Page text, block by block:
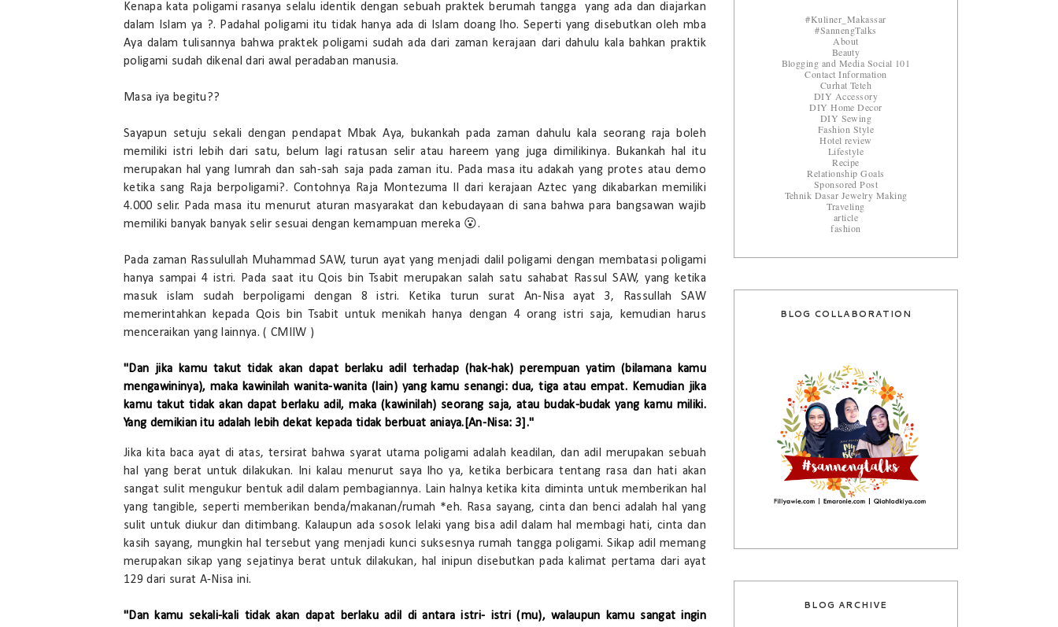
Kenapa kata poligami rasanya selalu identik dengan sebuah praktek berumah tangga yang ada dan diajarkan
dalam Islam ya ?. Padahal poligami itu tidak hanya ada di Islam doang lho. Seperti yang disebutkan oleh mba
Aya dalam tulisannya bahwa praktek poligami sudah ada dari zaman kerajaan dari dahulu kala bahkan praktik
poligami sudah dikenal dari awal peradaban manusia.
Masa iya begitu??
Sayapun setuju sekali dengan pendapat Mbak Aya, bukankah pada zaman dahulu kala seorang raja boleh
memiliki istri lebih dari satu, belum lagi ratusan selir atau hareem yang juga dimilikinya. Bukankah hal itu
merupakan hal yang lumrah dan sah-sah saja pada zaman itu. Pada masa itu adakah yang protes atau demo
ketika sang Raja berpoligami?. Contohnya Raja Montezuma II dari kerajaan Aztec yang dikabarkan memiliki
4.000 selir. Pada masa itu menurut aturan masyarakat dan kebudayaan di sana bahwa para bangsawan wajib
memiliki banyak banyak selir sesuai dengan kemampuan mereka 😮.
Pada zaman Rassulullah Muhammad SAW, turun ayat yang menjadi dalil poligami dengan membatasi poligami
hanya sampai 4 istri. Pada saat itu Qois bin Tsabit merupakan salah satu sahabat Rassul SAW, yang ketika
masuk islam sudah berpoligami dengan 8 istri. Ketika turun surat An-Nisa ayat 3, Rassullah SAW
memerintahkan kepada Qois bin Tsabit untuk menikah hanya dengan 4 orang istri saja, kemudian harus
menceraikan yang lainnya. ( CMIIW )
"Dan jika kamu takut tidak akan dapat berlaku adil terhadap (hak-hak) perempuan yatim (bilamana kamu
mengawininya), maka kawinilah wanita-wanita (lain) yang kamu senangi: dua, tiga atau empat. Kemudian jika
kamu takut tidak akan dapat berlaku adil, maka (kawinilah) seorang saja, atau budak-budak yang kamu miliki.
Yang demikian itu adalah lebih dekat kepada tidak berbuat aniaya. [An-Nisa: 3]."
Jika kita baca ayat di atas, tersirat bahwa syarat utama poligami adalah keadilan, dan adil merupakan sebuah
hal yang berat untuk dilakukan. Ini kalau menurut saya lho ya, ketika berbicara tentang rasa dan hati akan
sangat sulit mengukur bentuk adil dalam pembagiannya. Lain halnya ketika kita diminta untuk memberikan hal
yang tangible, seperti memberikan benda/makanan/rumah *eh. Rasa sayang, cinta dan benci adalah hal yang
sulit untuk diukur dan ditimbang. Kalaupun ada sosok lelaki yang bisa adil dalam hal membagi hati, cinta dan
kasih sayang, mungkin hal tersebut yang menjadi kunci suksesnya rumah tangga poligami. Sikap adil memang
merupakan sikap yang sejatinya berat untuk dilakukan, hal inipun disebutkan pada kalimat pertama dari ayat
129 dari surat A-Nisa ini.
"Dan kamu sekali-kali tidak akan dapat berlaku adil di antara istri- istri (mu), walaupun kamu sangat ingin
#Kuliner_Makassar
#SannengTalks
About
Beauty
Blogging and Media Social 101
Contact Information
Curhat Teteh
DIY Accessory
DIY Home Decor
DIY Sewing
Fashion Style
Hotel review
Lifestyle
Recipe
Relationship Goals
Sponsored Post
Tehnik Dasar Jewelry Making
Traveling
article
fashion
BLOG COLLABORATION
BLOG ARCHIVE